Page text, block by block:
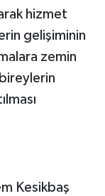
hizmet
gelişiminin
zemin
Kesikbaş